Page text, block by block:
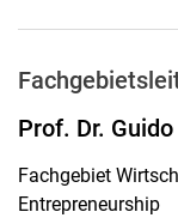
Prof. Dr.
Fachgebiet
Entrepreneurship